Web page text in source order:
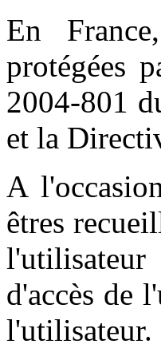
En
protégées
2004-801
et la
A
êtres
d'accès de
l'utilisateur.